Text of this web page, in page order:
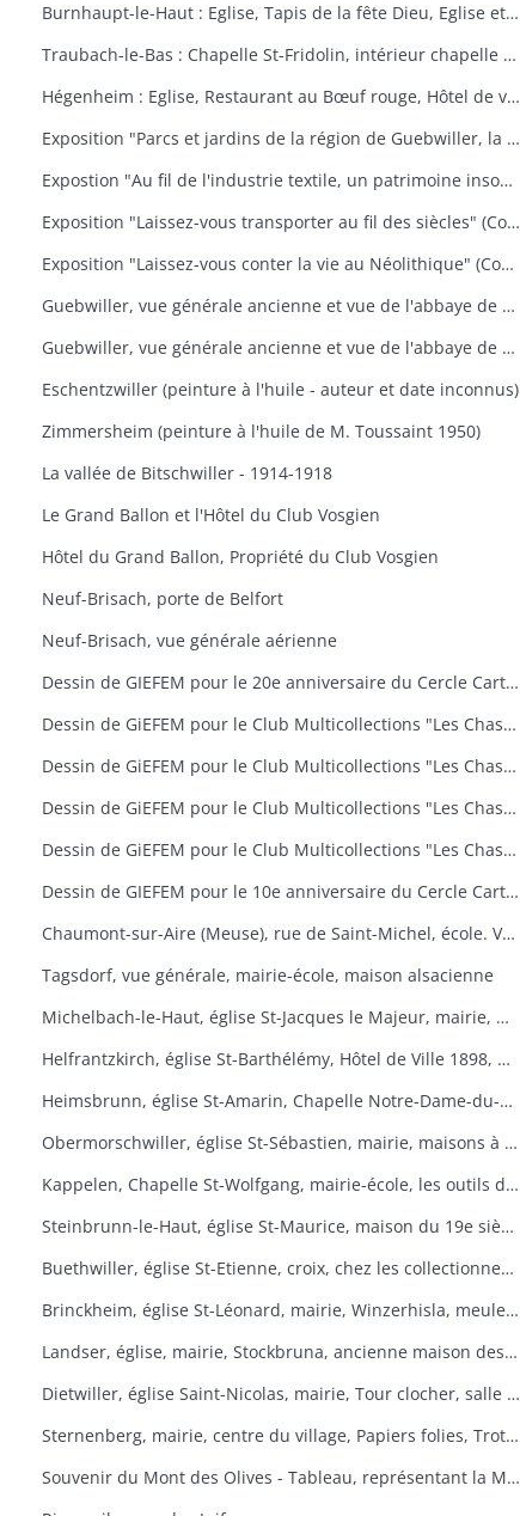
Burnhaupt-le-Haut : Eglise, Tapis de la fête Dieu, Eglise et école, Office de la fête Dieu
Traubach-le-Bas : Chapelle St-Fridolin, intérieur chapelle et tableau, Ecole, rue principale
Hégenheim : Eglise, Restaurant au Bœuf rouge, Hôtel de ville, décors floraux
Exposition "Parcs et jardins de la région de Guebwiller, la culture d'un patrimoine florissant" (Communauté de Communes de la Région de Guebwiller, du 15 octobre 2010 au 31 janvier 2011)
Expostion "Au fil de l'industrie textile, un patrimoine insoupçonné" (Communauté de Communes de la Région de Guebwiller, du 11 septembre au 30 octobre 2009)
Exposition "Laissez-vous transporter au fil des siècles" (Communauté de Communes de la Région de Guebwiller, du 26 octobre 2012 au 19 janvier 2013)
Exposition "Laissez-vous conter la vie au Néolithique" (Communauté de Communes de la Région de Guebwiller, du 14 octobre 2011 au 26 janvier 2012)
Guebwiller, vue générale ancienne et vue de l'abbaye de Murbach.
Guebwiller, vue générale ancienne et vue de l'abbaye de Murbach.
Eschentzwiller (peinture à l'huile - auteur et date inconnus)
Zimmersheim (peinture à l'huile de M. Toussaint 1950)
La vallée de Bitschwiller - 1914-1918
Le Grand Ballon et l'Hôtel du Club Vosgien
Hôtel du Grand Ballon, Propriété du Club Vosgien
Neuf-Brisach, porte de Belfort
Neuf-Brisach, vue générale aérienne
Dessin de GIEFEM pour le 20e anniversaire du Cercle Cartophile de Thann et de la Vallée de la Thur. 25-26 novembre 2006. carte n° 17
Dessin de GiEFEM pour le Club Multicollections "Les Chasseurs d'Images", Mulhouse. Carte n° 19 : "50 ans de carnaval à Mulhouse
Dessin de GiEFEM pour le Club Multicollections "Les Chasseurs d'Images", Mulhouse. Carte n° 20 : "L'univers de Tintin
Dessin de GiEFEM pour le Club Multicollections "Les Chasseurs d'Images", Mulhouse. Carte n° 17 : "Nounours a Cent ans
Dessin de GiEFEM pour le Club Multicollections "Les Chasseurs d'Images". Mulhouse. Carte n° 15
Dessin de GIEFEM pour le 10e anniversaire du Cercle Cartophile de Thann et de la Vallée de la Thur. Novembre 1997
Chaumont-sur-Aire (Meuse), rue de Saint-Michel, école. Vue d'une carte postale pour l'exposition de cartes postales anciennes (11 octobre 2009)
Tagsdorf, vue générale, mairie-école, maison alsacienne
Michelbach-le-Haut, église St-Jacques le Majeur, mairie, maison 1832, fontaine, fête du pain
Helfrantzkirch, église St-Barthélémy, Hôtel de Ville 1898, maison alsacienne
Heimsbrunn, église St-Amarin, Chapelle Notre-Dame-du-Chêne, Maison Ste-Anne, mairie
Obermorschwiller, église St-Sébastien, mairie, maisons à colombages
Kappelen, Chapelle St-Wolfgang, mairie-école, les outils d'antan, chez le collectionneur de tracteurs
Steinbrunn-le-Haut, église St-Maurice, maison du 19e siècle, vue générale
Buethwiller, église St-Etienne, croix, chez les collectionneurs
Brinckheim, église St-Léonard, mairie, Winzerhisla, meule 1597, moulin
Landser, église, mairie, Stockbruna, ancienne maison des sœurs, Monastère St-Alphonse
Dietwiller, église Saint-Nicolas, mairie, Tour clocher, salle des fêtes
Sternenberg, mairie, centre du village, Papiers folies, Trotta Hisla
Souvenir du Mont des Olives - Tableau, représentant la Mort, à l'entrée du dortoir peint par Père M. Joseph (Baron de Géramb, général autrichien, mort en 1848 comme procurateur des Trappistes).